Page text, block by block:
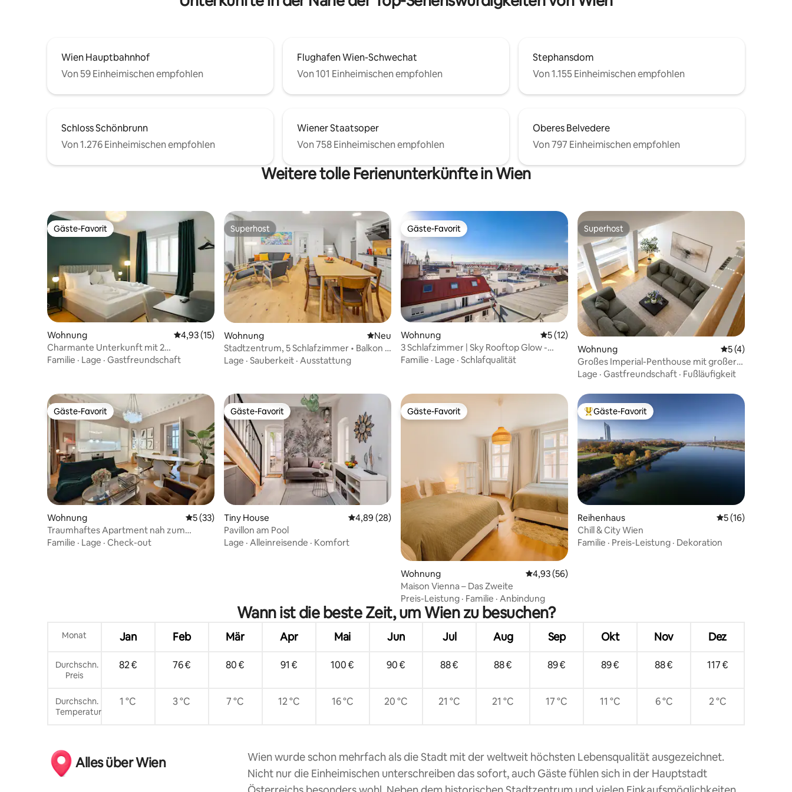
Wien Hauptbahnhof
Von 59 Einheimischen empfohlen
Flughafen Wien-Schwechat
Von 101 Einheimischen empfohlen
Stephansdom
Von 1.155 Einheimischen empfohlen
Schloss Schönbrunn
Von 1.276 Einheimischen empfohlen
Wiener Staatsoper
Von 758 Einheimischen empfohlen
Oberes Belvedere
Von 797 Einheimischen empfohlen
Weitere tolle Ferienunterkünfte in Wien
Gäste-Favorit
Gäste-Favorit
Wohnung Durchschnittliche Bewertung: 4,93 von 5, 15 Bewertungen
4,93 (15)
Charmante Unterkunft mit 2
Schlafzimmern, perfekt für 4–8
Familie · Lage · Gastfreundschaft
Superhost
Superhost
Wohnung Neue Unterkunft
Neu
Stadtzentrum, 5 Schlafzimmer • Balkon •
Klimaanlage • Perfekt für Gruppen
Lage · Sauberkeit · Ausstattung
Gäste-Favorit
Gäste-Favorit
Wohnung Durchschnittliche Bewertung: 5 von 5, 12 Bewertungen
5 (12)
3 Schlafzimmer | Sky Rooftop Glow -
Beste Aussicht über Wien
Familie · Lage · Schlafqualität
Superhost
Superhost
Wohnung
5 (4)
Großes Imperial-Penthouse mit großer
Terrasse
Lage · Gastfreundschaft · Fußläufigkeit
Gäste-Favorit
Gäste-Favorit
Wohnung Durchschnittliche Bewertung: 5 von 5, 33 Bewertungen
5 (33)
Traumhaftes Apartment nah zum
Zentrum
Familie · Lage · Check-out
Gäste-Favorit
Gäste-Favorit
Tiny House Durchschnittliche Bewertung: 4,89 von 5, 28 Bewertungen
4,89 (28)
Pavillon am Pool
Lage · Alleinreisende · Komfort
Gäste-Favorit
Gäste-Favorit
Wohnung Durchschnittliche Bewertung: 4,93 von 5, 56 Bewertungen
4,93 (56)
Maison Vienna – Das Zweite
Preis-Leistung · Familie · Anbindung
Beliebter Gäste-Favorit.
Gäste-Favorit
Reihenhaus Durchschnittliche
5 (16)
Chill & City Wien
Familie · Preis-Leistung · Dekoration
Wann ist die beste Zeit, um Wien zu besuchen?
Monat Jan Feb Mär Apr Mai Jun Jul Aug Sep Okt Nov Dez
Durchschn.
Preis
82 € 76 € 80 € 91 € 100 € 90 € 88 € 88 € 89 € 89 € 88 € 117 €
Durchschn.
Temperatur
1 °C 3 °C 7 °C 12 °C 16 °C 20 °C 21 °C 21 °C 17 °C 11 °C 6 °C 2 °C
Alles über Wien
Wien wurde schon mehrfach als die Stadt mit der weltweit höchsten Lebensqualität ausgezeichnet.
Nicht nur die Einheimischen unterschreiben das sofort, auch Gäste fühlen sich in der Hauptstadt